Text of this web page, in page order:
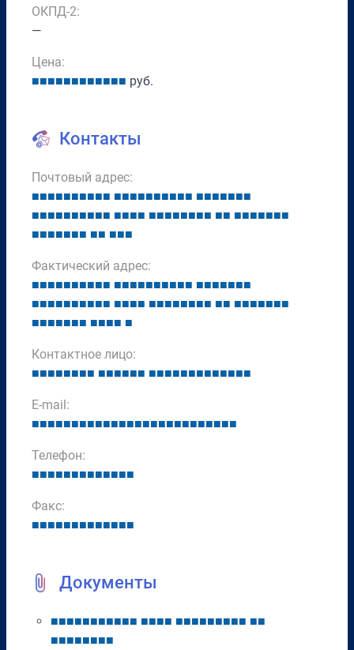
ОКПД-2:
—
Цена:
■■■■■■■■■■■■ руб.
Контакты
Почтовый адрес:
■■■■■■■■■■ ■■■■■■■■■■ ■■■■■■■
■■■■■■■■■■ ■■■■ ■■■■■■■■ ■■ ■■■■■■■
■■■■■■■ ■■ ■■■
Фактический адрес:
■■■■■■■■■■ ■■■■■■■■■■ ■■■■■■■
■■■■■■■■■■ ■■■■ ■■■■■■■■ ■■ ■■■■■■■
■■■■■■■ ■■■■ ■
Контактное лицо:
■■■■■■■■ ■■■■■■ ■■■■■■■■■■■■■
E-mail:
■■■■■■■■■■■■■■■■■■■■■■■■■■
Телефон:
■■■■■■■■■■■■■
Факс:
■■■■■■■■■■■■■
Документы
■■■■■■■■■■■ ■■■■ ■■■■■■■■■ ■■
■■■■■■■■